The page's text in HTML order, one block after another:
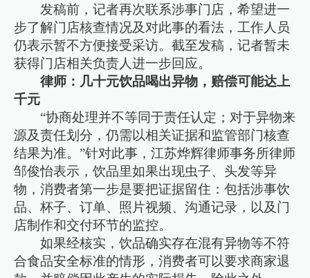
发稿前，记者再次联系涉事门店，希望进一
步了解门店核查情况及对此事的看法，工作人员
仍表示暂不方便接受采访。截至发稿，记者暂未
获得门店相关负责人进一步回应。
律师：几十元饮品喝出异物，赔偿可能达上
千元
“协商处理并不等同于责任认定；对于异物来
源及责任划分，仍需以相关证据和监管部门核查
结果为准。”针对此事，江苏烨辉律师事务所律师
邹俊怡表示，饮品里如果出现虫子、头发等异
物，消费者第一步是要把证据留住：包括涉事饮
品、杯子、订单、照片视频、沟通记录，以及门
店制作和交付环节的监控。
如果经核实，饮品确实存在混有异物等不符
合食品安全标准的情形，消费者可以要求商家退